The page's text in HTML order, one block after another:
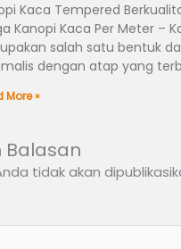
Kaca Tempered
Kanopi Kaca Per Meter –
salah satu bentuk
dengan atap yang
More »
Balasan
tidak akan